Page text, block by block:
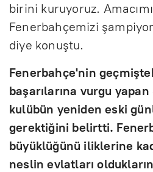
birini kuruyoruz.
Fenerbahçemizi
diye konuştu.
Fenerbahçe'nin
başarılarına vurgu
kulübün yeniden eski
gerektiğini belirtti.
büyüklüğünü iliklerine
neslin evlatları